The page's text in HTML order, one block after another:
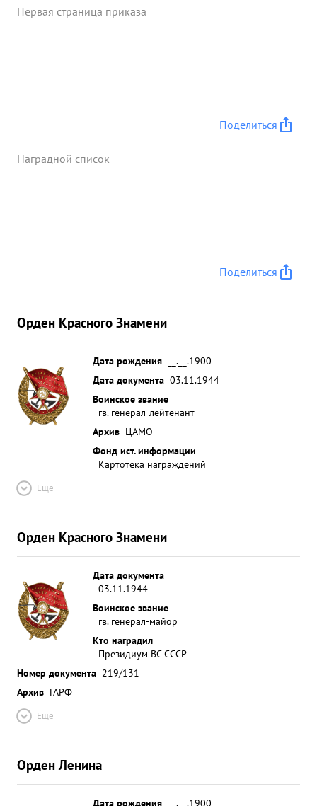
Первая страница приказа
Поделиться
Наградной список
Поделиться
Орден Красного Знамени
Дата рождения
__.__.1900
Дата документа 03.11.1944
Воинское звание
гв. генерал-лейтенант
Архив ЦАМО
Фонд ист. информации
Картотека награждений
Ещё
Орден Красного Знамени
Дата документа
03.11.1944
Воинское звание
гв. генерал-майор
Кто наградил
Президиум ВС СССР
Номер документа 219/131
Архив ГАРФ
Ещё
Орден Ленина
Дата рождения __.__.1900